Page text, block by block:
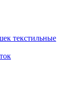
текстильные